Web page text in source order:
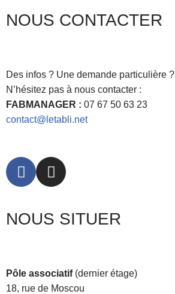
NOUS CONTACTER
Des infos ? Une demande particulière ?
N’hésitez pas à nous contacter :
FABMANAGER : 07 67 50 63 23
contact@letabli.net
NOUS SITUER
Pôle associatif(dernier étage)
18, rue de Moscou